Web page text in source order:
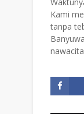
Kami
tanpa